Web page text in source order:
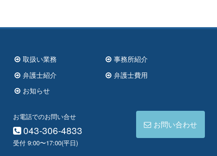
取扱い業務
事務所紹介
弁護士紹介
弁護士費用
お知らせ
お電話でのお問い合せ
043-306-4833
受付 9:00〜17:00(平日)
お問い合わせ